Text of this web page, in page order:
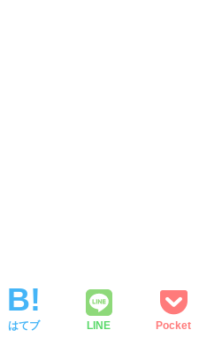
はてブ LINE Pocket